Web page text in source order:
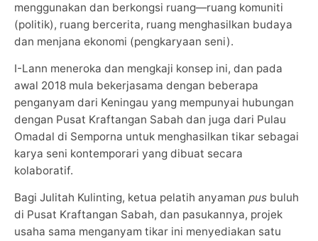
menggunakan dan berkongsi ruang—ruang komuniti
(politik), ruang bercerita, ruang menghasilkan budaya
dan menjana ekonomi (pengkaryaan seni).
I-Lann meneroka dan mengkaji konsep ini, dan pada
awal 2018 mula bekerjasama dengan beberapa
penganyam dari Keningau yang mempunyai hubungan
dengan Pusat Kraftangan Sabah dan juga dari Pulau
Omadal di Semporna untuk menghasilkan tikar sebagai
karya seni kontemporari yang dibuat secara
kolaboratif.
Bagi Julitah Kulinting, ketua pelatih anyaman pus buluh
di Pusat Kraftangan Sabah, dan pasukannya, projek
usaha sama menganyam tikar ini menyediakan satu